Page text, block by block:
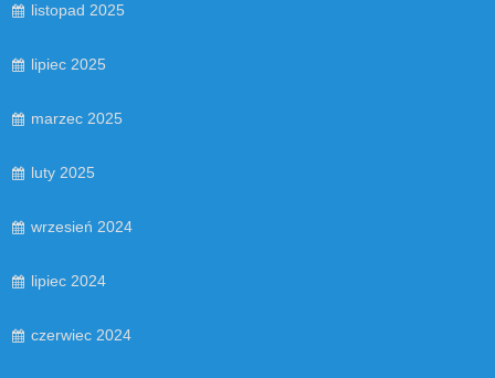
listopad 2025
lipiec 2025
marzec 2025
luty 2025
wrzesień 2024
lipiec 2024
czerwiec 2024